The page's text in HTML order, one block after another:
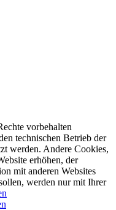
vorbehalten
technischen Betrieb der
werden. Andere Cookies,
erhöhen, der
mit anderen Websites
werden nur mit Ihrer